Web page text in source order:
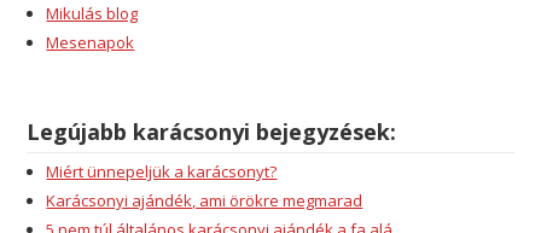
Mikulás blog
Mesenapok
Legújabb karácsonyi bejegyzések:
Miért ünnepeljük a karácsonyt?
Karácsonyi ajándék, ami örökre megmarad